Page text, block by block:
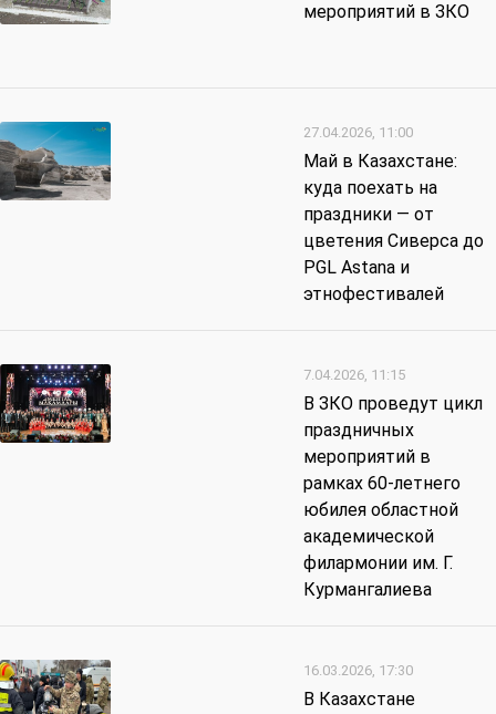
мероприятий в ЗКО
27.04.2026, 11:00
Май в Казахстане:
куда поехать на
праздники — от
цветения Сиверса до
PGL Astana и
этнофестивалей
7.04.2026, 11:15
В ЗКО проведут цикл
праздничных
мероприятий в
рамках 60-летнего
юбилея областной
академической
филармонии им. Г.
Курмангалиева
16.03.2026, 17:30
В Казахстане